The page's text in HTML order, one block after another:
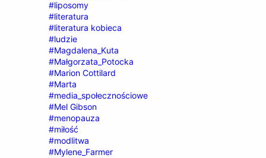
#liposomy
#literatura
#literatura kobieca
#ludzie
#Magdalena_Kuta
#Małgorzata_Potocka
#Marion Cottilard
#Marta
#media_społecznościowe
#Mel Gibson
#menopauza
#miłość
#modlitwa
#Mylene_Farmer